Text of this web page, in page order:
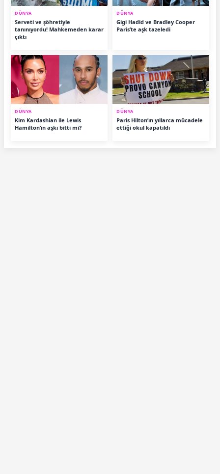
DÜNYA
Serveti ve şöhretiyle
tanınıyordu! Mahkemeden karar
çıktı
DÜNYA
Gigi Hadid ve Bradley Cooper
Paris’te aşk tazeledi
DÜNYA
Kim Kardashian ile Lewis
Hamilton’ın aşkı bitti mi?
DÜNYA
Paris Hilton’ın yıllarca mücadele
ettiği okul kapatıldı